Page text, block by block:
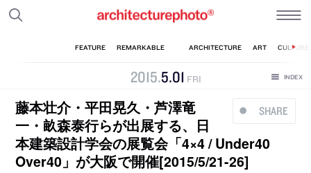
2015.5.01 FRI
SHARE
藤本壮介・平田晃久・芦澤竜
一・畝森泰行らが出展する、日
本建築設計学会の展覧会「4×4 / Under40
Over40」が大阪で開催[2015/5/21-26]